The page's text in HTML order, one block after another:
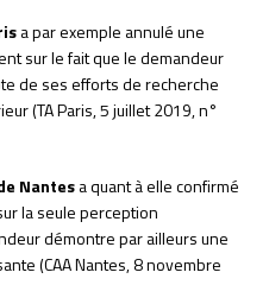
a par exemple annulé une
sur le fait que le demandeur
de ses efforts de recherche
(TA Paris, 5 juillet 2019, n°
Nantesa quant à elle confirmé
la seule perception
démontre par ailleurs une
(CAA Nantes, 8 novembre